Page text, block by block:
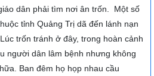
dân phải tìm nơi ân trốn. Một số
tỉnh Quảng Trị dã đến lánh nạn
trốn tránh ở đây, trong hoàn cảnh
người dân lâm bệnh nhưng không
Ban đêm họ họp nhau cầu